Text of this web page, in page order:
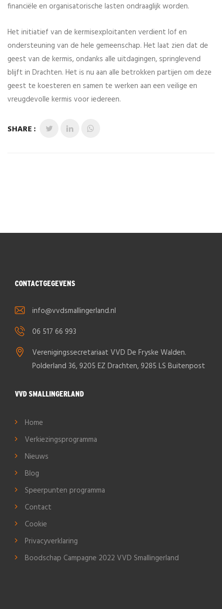
financiële en organisatorische lasten ondraaglijk worden.
Het initiatief van de kermisexploitanten verdient lof en
ondersteuning van de hele gemeenschap. Het laat zien dat de
geest van de kermis, ondanks alle uitdagingen, springlevend
blijft in Drachten. Het is nu aan alle betrokken partijen om deze
geest te koesteren en samen te werken aan een veilige en
vreugdevolle kermis voor iedereen.
SHARE :
CONTACTGEGEVENS
info@vvdsmallingerland.nl
06 517 66 993
Verenigingssecretariaat VVD De Fryske Walden.
Polderland 36, 9205 EZ Drachten, 9285 LS Buitenpost
VVD SMALLINGERLAND
Home
Verkiezingsprogramma
Nieuws
Blog
Speerpunten programma
Contact
Cookie
Privacyverklaring
Boodschap Campagne 2022 VVD Smallingerland